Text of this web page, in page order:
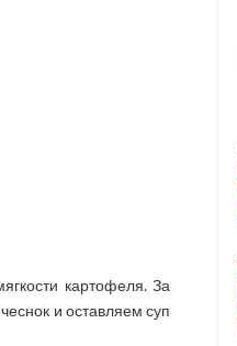
картофеля. За
и оставляем суп